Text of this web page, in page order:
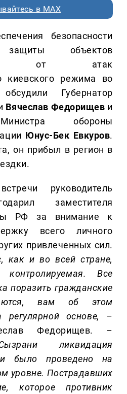
в MAX
безопасности
объектов
от атак
киевского режима во
Губернатор
Вячеслав Федорищев и
обороны
Юнус-Бек Евкуров.
он прибыл в регион в
руководитель
заместителя
РФ за внимание к
всего личного
привлеченных сил.
как и во всей стране,
Все
поразить гражданские
вам об этом
основе,
–
Федорищев. –
ликвидация
было проведено на
уровне. Пострадавших
которое противник